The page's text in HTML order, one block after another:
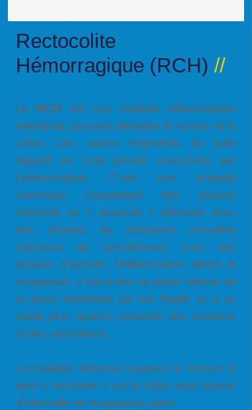
Rectocolite
Hémorragique (RCH) //
La RCH est une maladie inflammatoire
intestinale pouvant atteindre le rectum et le
côlon. Les autres segments du tube
digestif ne sont jamais concernés par
l'inflammation. C'est une maladie
chronique comportant des phases
d'activité ou « poussée » alternant avec
des phases de rémission complète
(absence de symptômes). Lors des
phases d'activité, l'inflammation atteint la
muqueuse, c'est-à-dire la partie interne de
la paroi intestinale qui est fragile et à un
stade plus avancé présente des érosions
et des ulcérations.
La maladie intéresse toujours le rectum et
peut « remonter » sur le côlon sans laisser
d'intervalle de muqueuse saine.